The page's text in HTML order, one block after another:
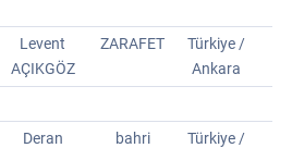
Levent
AÇIKGÖZ
ZARAFET
Türkiye /
Ankara
Deran
bahri
Türkiye /